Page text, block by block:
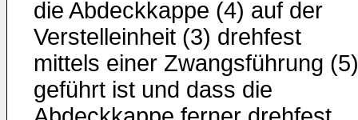
die Abdeckkappe (4) auf der
Verstelleinheit (3) drehfest
mittels einer Zwangsführung (5)
geführt ist und dass die